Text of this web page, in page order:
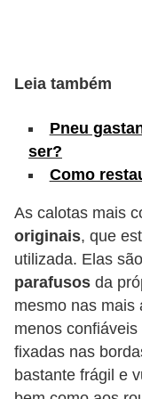
Leia também
Pneu
ser?
Como
As calotas mais
originais, que
utilizada. Elas
parafusos da
mesmo nas mais
menos
fixadas nas
bastante frágil e
v
c
l
o
s
B
i
c
i